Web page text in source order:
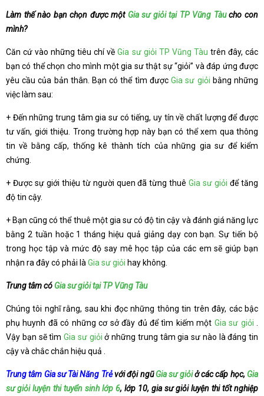
Làm thế nào bạn chọn được một Gia sư giỏi tại TP Vũng Tàucho con
mình?
Căn cứ vào những tiêu chí về Gia sư giỏi TP Vũng Tàu trên đây, các
bạn có thể chọn cho mình một gia sư thật sự “giỏi” và đáp ứng được
yêu cầu của bản thân. Bạn có thể tìm đượcGia sư giỏi bằng những
việc làm sau:
+ Đến những trung tâm gia sư có tiếng, uy tín về chất lượng để được
tư vấn, giới thiệu. Trong trường hợp này bạn có thể xem qua thông
tin về bằng cấp, thống kê thành tích của những gia sư để kiểm
chứng.
+ Được sự giới thiệu từ người quen đã từng thuê Gia sư giỏiđể tăng
độ tin cậy.
+ Bạn cũng có thể thuê một gia sư có độ tin cậy và đánh giá năng lực
bằng 2 tuần hoặc 1 tháng hiệu quả giảng dạy con bạn. Sự tiến bộ
trong học tập và mức độ say mê học tập của các em sẽ giúp bạn
nhận ra đây có phải là Gia sư giỏi hay không.
Trung tâm có Gia sư giỏi tại TP Vũng Tàu
Chúng tôi nghĩ rằng, sau khi đọc những thông tin trên đây, các bậc
phụ huynh đã có những cơ sở đầy đủ để tìm kiếm một Gia sư giỏi
Vậy bạn sẽ tìm Gia sư giỏi ở những trung tâm gia sư nào là đáng tin
cậy và chắc chắn hiệu quả .
Trung tâm Gia sư Tài Năng Trẻ với đội ngũGia sư giỏiở các cấp học, Gia
sư giỏi luyện thi tuyển sinh lớp 6, lớp 10, gia sư giỏi luyện thi tốt nghiệp